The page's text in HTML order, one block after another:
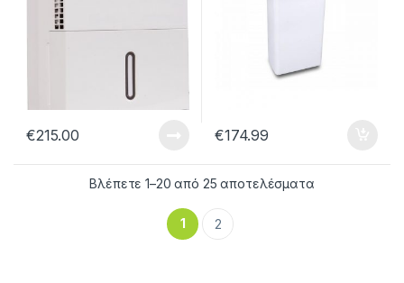
€215.00 €174.99
Βλέπετε 1–20 από 25 αποτελέσματα
1 2